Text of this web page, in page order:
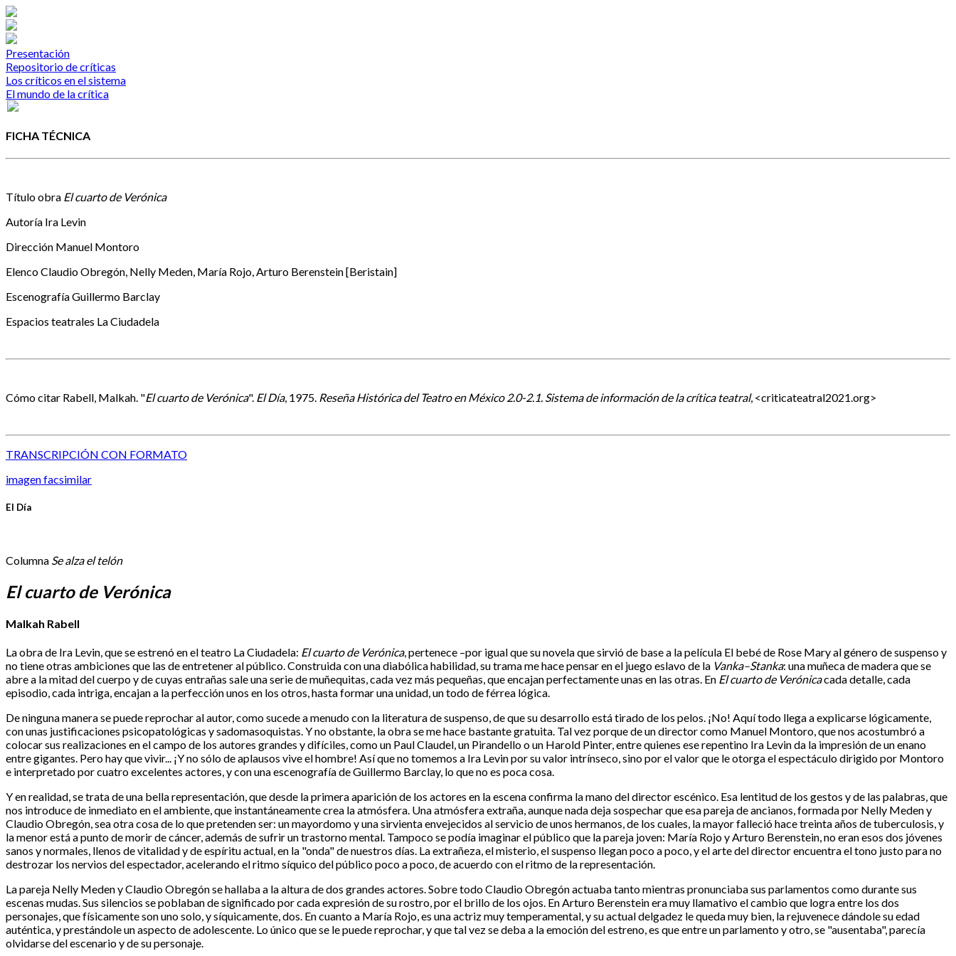
Presentación
Repositorio de críticas
Los críticos en el sistema
El mundo de la crítica
FICHA TÉCNICA
Título obra El cuarto de Verónica
Autoría Ira Levin
Dirección Manuel Montoro
ElencoClaudio Obregón, Nelly Meden, María Rojo, Arturo Berenstein [Beristain]
EscenografíaGuillermo Barclay
Espacios teatrales La Ciudadela
Cómo citar Rabell, Malkah. "El cuarto de Verónica". El Día, 1975. Reseña Histórica del Teatro en México 2.0-2.1. Sistema de información de la crítica teatral, <criticateatral2021.org>
TRANSCRIPCIÓN CON FORMATO
imagen facsimilar
El Día
Columna Se alza el telón
El cuarto de Verónica
Malkah Rabell
La obra de Ira Levin, que se estrenó en el teatro La Ciudadela: El cuarto de Verónica, pertenece –por igual que su novela que sirvió de base a la película El bebé de Rose Mary al género de suspenso y
no tiene otras ambiciones que las de entretener al público. Construida con una diabólica habilidad, su trama me hace pensar en el juego eslavo de la Vanka–Stanka: una muñeca de madera que se
abre a la mitad del cuerpo y de cuyas entrañas sale una serie de muñequitas, cada vez más pequeñas, que encajan perfectamente unas en las otras. En El cuarto de Verónicacada detalle, cada
episodio, cada intriga, encajan a la perfección unos en los otros, hasta formar una unidad, un todo de férrea lógica.
De ninguna manera se puede reprochar al autor, como sucede a menudo con la literatura de suspenso, de que su desarrollo está tirado de los pelos. ¡No! Aquí todo llega a explicarse lógicamente,
con unas justificaciones psicopatológicas y sadomasoquistas. Y no obstante, la obra se me hace bastante gratuita. Tal vez porque de un director como Manuel Montoro, que nos acostumbró a
colocar sus realizaciones en el campo de los autores grandes y difíciles, como un Paul Claudel, un Pirandello o un Harold Pinter, entre quienes ese repentino Ira Levin da la impresión de un enano
entre gigantes. Pero hay que vivir... ¡Y no sólo de aplausos vive el hombre! Así que no tomemos a Ira Levin por su valor intrínseco, sino por el valor que le otorga el espectáculo dirigido por Montoro
e interpretado por cuatro excelentes actores, y con una escenografía de Guillermo Barclay, lo que no es poca cosa.
Y en realidad, se trata de una bella representación, que desde la primera aparición de los actores en la escena confirma la mano del director escénico. Esa lentitud de los gestos y de las palabras, que
nos introduce de inmediato en el ambiente, que instantáneamente crea la atmósfera. Una atmósfera extraña, aunque nada deja sospechar que esa pareja de ancianos, formada por Nelly Meden y
Claudio Obregón, sea otra cosa de lo que pretenden ser: un mayordomo y una sirvienta envejecidos al servicio de unos hermanos, de los cuales, la mayor falleció hace treinta años de tuberculosis, y
la menor está a punto de morir de cáncer, además de sufrir un trastorno mental. Tampoco se podía imaginar el público que la pareja joven: María Rojo y Arturo Berenstein, no eran esos dos jóvenes
sanos y normales, llenos de vitalidad y de espíritu actual, en la "onda" de nuestros días. La extrañeza, el misterio, el suspenso llegan poco a poco, y el arte del director encuentra el tono justo para no
destrozar los nervios del espectador, acelerando el ritmo síquico del público poco a poco, de acuerdo con el ritmo de la representación.
La pareja Nelly Meden y Claudio Obregón se hallaba a la altura de dos grandes actores. Sobre todo Claudio Obregón actuaba tanto mientras pronunciaba sus parlamentos como durante sus
escenas mudas. Sus silencios se poblaban de significado por cada expresión de su rostro, por el brillo de los ojos. En Arturo Berenstein era muy llamativo el cambio que logra entre los dos
personajes, que físicamente son uno solo, y síquicamente, dos. En cuanto a María Rojo, es una actriz muy temperamental, y su actual delgadez le queda muy bien, la rejuvenece dándole su edad
auténtica, y prestándole un aspecto de adolescente. Lo único que se le puede reprochar, y que tal vez se deba a la emoción del estreno, es que entre un parlamento y otro, se "ausentaba", parecía
olvidarse del escenario y de su personaje.